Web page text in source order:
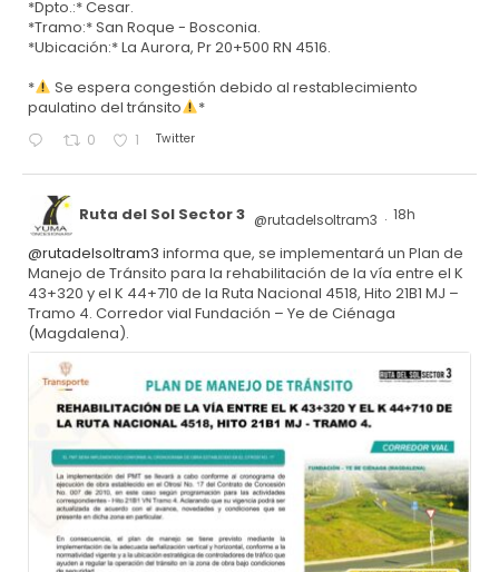
*Dpto.:* Cesar.
*Tramo:* San Roque - Bosconia.
*Ubicación:* La Aurora, Pr 20+500 RN 4516.
*
Se espera congestión debido al restablecimiento
paulatino del tránsito
*
0 1 Twitter
Ruta del Sol Sector 3 @rutadelsoltram3 · 18h
@rutadelsoltram3 informa que, se implementará un Plan de
Manejo de Tránsito para la rehabilitación de la vía entre el K
43+320 y el K 44+710 de la Ruta Nacional 4518, Hito 21B1 MJ –
Tramo 4. Corredor vial Fundación – Ye de Ciénaga
(Magdalena).